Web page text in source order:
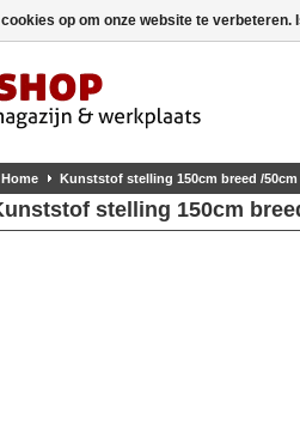
Home Kunststof stelling 150cm breed /
stelling 150cm
op om onze website te verbeteren.